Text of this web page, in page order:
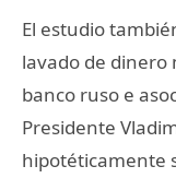
El estudio
lavado de
banco ruso e
Presidente
hipotéticamente